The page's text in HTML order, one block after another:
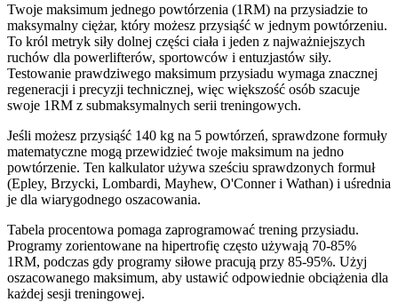
Twoje maksimum jednego powtórzenia (1RM) na przysiadzie to
maksymalny ciężar, który możesz przysiąść w jednym powtórzeniu.
To król metryk siły dolnej części ciała i jeden z najważniejszych
ruchów dla powerlifterów, sportowców i entuzjastów siły.
Testowanie prawdziwego maksimum przysiadu wymaga znacznej
regeneracji i precyzji technicznej, więc większość osób szacuje
swoje 1RM z submaksymalnych serii treningowych.
Jeśli możesz przysiąść 140 kg na 5 powtórzeń, sprawdzone formuły
matematyczne mogą przewidzieć twoje maksimum na jedno
powtórzenie. Ten kalkulator używa sześciu sprawdzonych formuł
(Epley, Brzycki, Lombardi, Mayhew, O'Conner i Wathan) i uśrednia
je dla wiarygodnego oszacowania.
Tabela procentowa pomaga zaprogramować trening przysiadu.
Programy zorientowane na hipertrofię często używają 70-85%
1RM, podczas gdy programy siłowe pracują przy 85-95%. Użyj
oszacowanego maksimum, aby ustawić odpowiednie obciążenia dla
każdej sesji treningowej.